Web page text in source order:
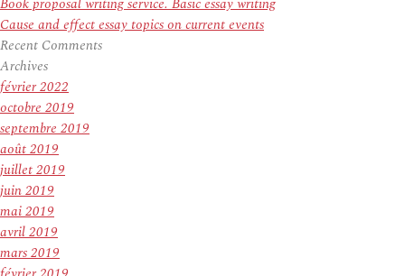
Cause and effect essay topics on current events
Recent Comments
Archives
février 2022
octobre 2019
septembre 2019
août 2019
juillet 2019
juin 2019
mai 2019
avril 2019
mars 2019